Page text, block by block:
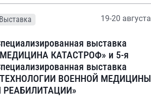
Выставка 19-20 августа
выставка
КАТАСТРОФ» и 5-я
выставка
ВОЕННОЙ МЕДИЦИНЫ
РЕАБИЛИТАЦИИ»